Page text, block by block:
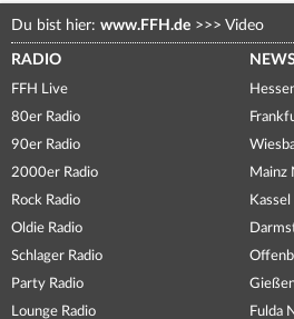
Du bist hier: www.FFH.de >>> Video
RADIO
FFH Live
80er Radio
90er Radio
2000er Radio
Rock Radio
Oldie Radio
Schlager Radio
Party Radio
Lounge Radio
NEWS
Mainz
Fulda